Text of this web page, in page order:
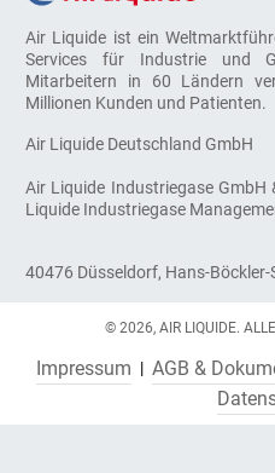
Air Liquide ist ein
Services für Industrie und
Mitarbeitern in 60 Ländern
Millionen Kunden und Patienten.
Air Liquide Deutschland GmbH
Air Liquide Industriegase
Liquide Industriegase
40476 Düsseldorf, Hans-Böckler-
© 2026, AIR LIQUIDE.
Impressum AGB &